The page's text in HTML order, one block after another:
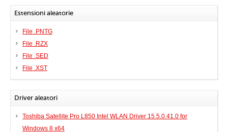
Estensioni aleatorie
File .PNTG
File .RZX
File .SED
File .XST
Driver aleatori
Toshiba Satellite Pro L850 Intel WLAN Driver 15.5.0.41.0 for
Windows 8 x64